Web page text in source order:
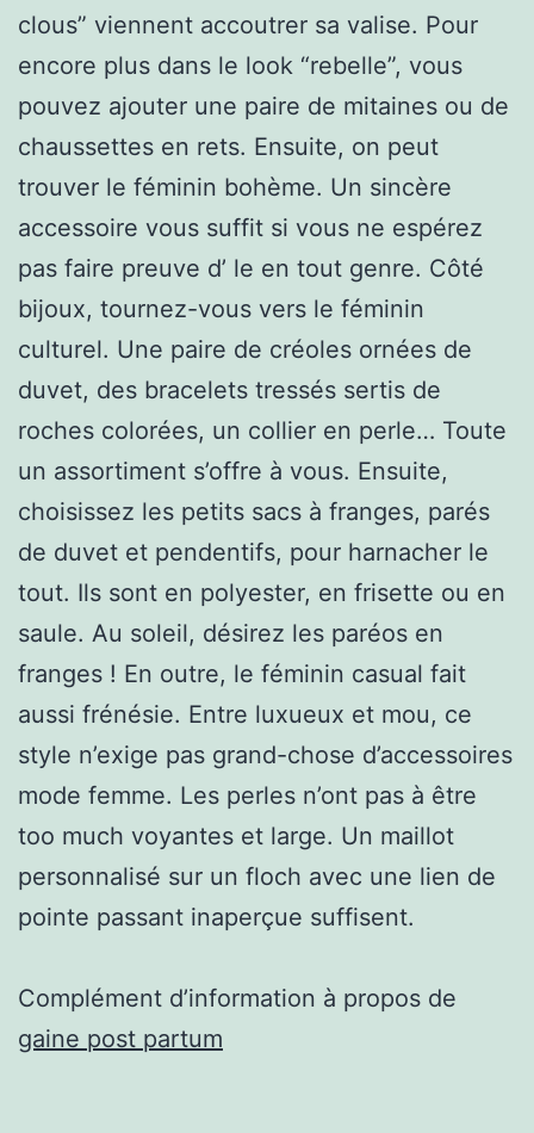
clous” viennent accoutrer sa valise. Pour
encore plus dans le look “rebelle”, vous
pouvez ajouter une paire de mitaines ou de
chaussettes en rets. Ensuite, on peut
trouver le féminin bohème. Un sincère
accessoire vous suffit si vous ne espérez
pas faire preuve d’ le en tout genre. Côté
bijoux, tournez-vous vers le féminin
culturel. Une paire de créoles ornées de
duvet, des bracelets tressés sertis de
roches colorées, un collier en perle… Toute
un assortiment s’offre à vous. Ensuite,
choisissez les petits sacs à franges, parés
de duvet et pendentifs, pour harnacher le
tout. Ils sont en polyester, en frisette ou en
saule. Au soleil, désirez les paréos en
franges ! En outre, le féminin casual fait
aussi frénésie. Entre luxueux et mou, ce
style n’exige pas grand-chose d’accessoires
mode femme. Les perles n’ont pas à être
too much voyantes et large. Un maillot
personnalisé sur un floch avec une lien de
pointe passant inaperçue suffisent.
Complément d’information à propos de
gaine post partum